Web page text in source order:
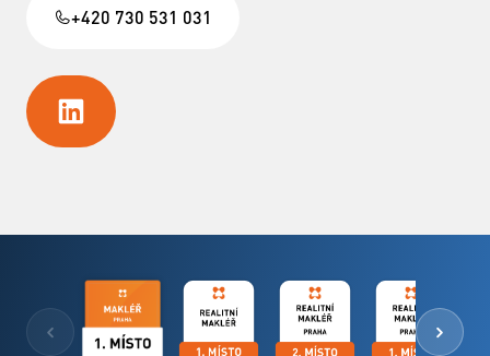
+420 730 531 031